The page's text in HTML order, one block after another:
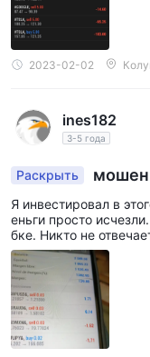
2023-02-02
ines182
3-5 года
Раскрыть
Я инвестировал в
еньги просто
бке. Никто не